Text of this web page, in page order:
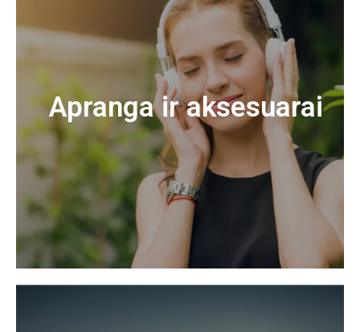
Apranga ir aksesuarai